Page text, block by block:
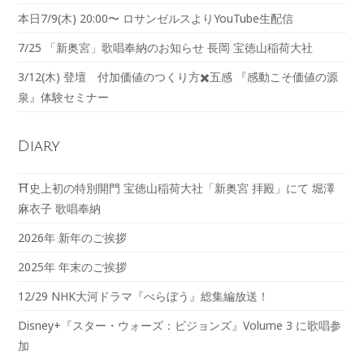
本日7/9(木) 20:00〜 ロサンゼルスよりYouTube生配信
7/25 「新奥宮」歌唱奉納のお知らせ 長岡 宝徳山稲荷大社
3/12(木) 登壇 付加価値のつくり方✖️五感 『感動こそ価値の源
泉』体験セミナー
Diary
⛩️史上初の特別開門 宝徳山稲荷大社「新奥宮 拝殿」にて 堀澤
麻衣子 歌唱奉納
2026年 新年のご挨拶
2025年 年末のご挨拶
12/29 NHK大河ドラマ『べらぼう』総集編放送！
Disney+『スター・ウォーズ：ビジョンズ』Volume 3 に歌唱参
加